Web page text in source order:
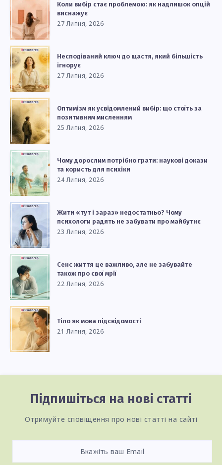
Коли вибір стає проблемою: як надлишок опцій
виснажує
27 Липня, 2026
Несподіваний ключ до щастя, який більшість
ігнорує
27 Липня, 2026
Оптимізм як усвідомлений вибір: що стоїть за
позитивним мисленням
25 Липня, 2026
Чому дорослим потрібно грати: наукові докази
та користь для психіки
24 Липня, 2026
Жити «тут і зараз» недостатньо? Чому
психологи радять не забувати про майбутнє
23 Липня, 2026
Сенс життя це важливо, але не забувайте
також про свої мрії
22 Липня, 2026
Тіло як мова підсвідомості
21 Липня, 2026
Підпишіться на нові статті
Отримуйте сповіщення про нові статті на сайті